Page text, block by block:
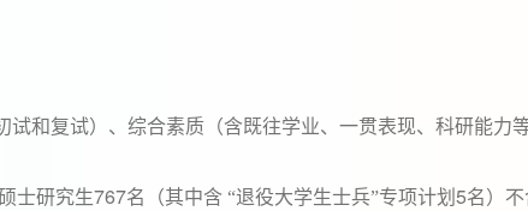
和复试）、综合素质（含既往学业、一贯表现、科研能力
士研究生767名（其中含 “退役大学生士兵”专项计划 5名）